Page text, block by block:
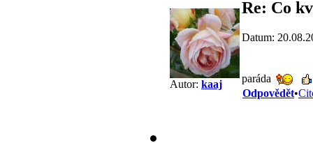
Autor: kaaj
Re: Co
Datum:
paráda
Odpovědět•